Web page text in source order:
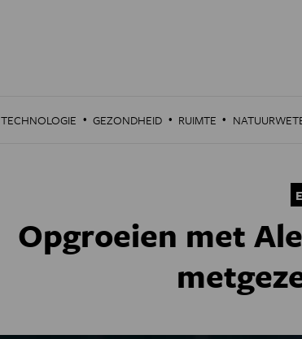
TECHNOLOGIE · GEZONDHEID · RUIMTE ·
Opgroeien met